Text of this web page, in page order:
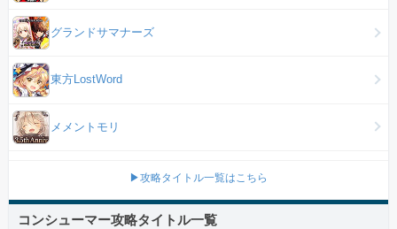
グランドサマナーズ
東方LostWord
メメントモリ
▶攻略タイトル一覧はこちら
コンシューマー攻略タイトル一覧